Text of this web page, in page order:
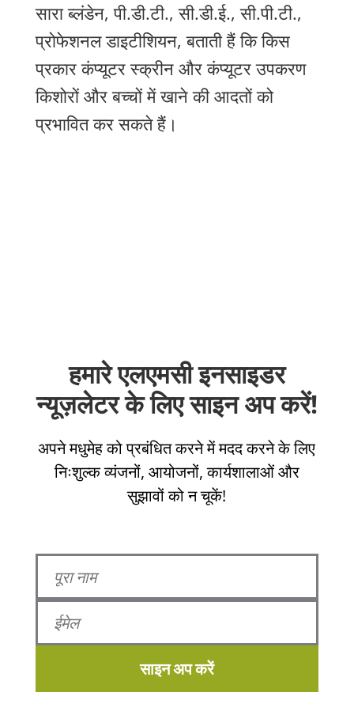
सारा ब्लंडेन, पी.डी.टी., सी.डी.ई., सी.पी.टी.,
प्रोफेशनल डाइटीशियन, बताती हैं कि किस
प्रकार कंप्यूटर स्क्रीन और कंप्यूटर उपकरण
किशोरों और बच्चों में खाने की आदतों को
प्रभावित कर सकते हैं।
हमारे एलएमसी इनसाइडर
न्यूज़लेटर के लिए साइन अप करें!
अपने मधुमेह को प्रबंधित करने में मदद करने के लिए
निःशुल्क व्यंजनों, आयोजनों, कार्यशालाओं और
सुझावों को न चूकें!
साइन अप करें